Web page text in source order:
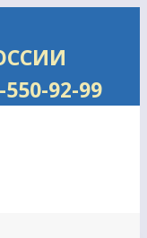
РОССИИ
550-92-99